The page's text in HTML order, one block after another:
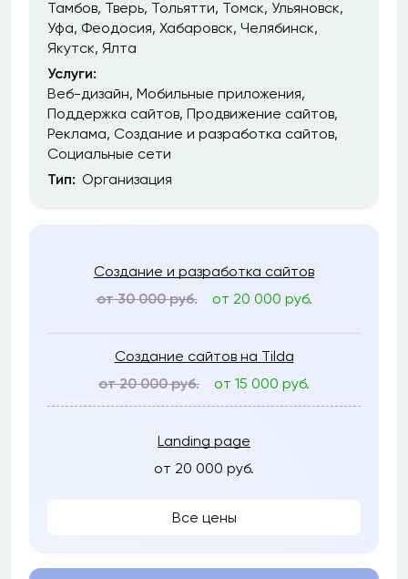
Тамбов Тверь Тольятти Томск Ульяновск
Уфа Феодосия Хабаровск Челябинск
Якутск Ялта
Услуги:
Веб-дизайн Мобильные приложения
Поддержка сайтов Продвижение сайтов
Реклама Создание и разработка сайтов
Социальные сети
Тип: Организация
Создание и разработка сайтов
от 30 000 руб.
от 20 000 руб.
Создание сайтов на Tilda
от 20 000 руб.
от 15 000 руб.
Landing page
от 20 000 руб.
Все цены